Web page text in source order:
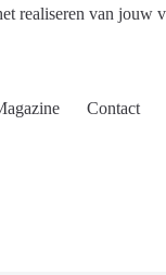
realiseren van
Contact